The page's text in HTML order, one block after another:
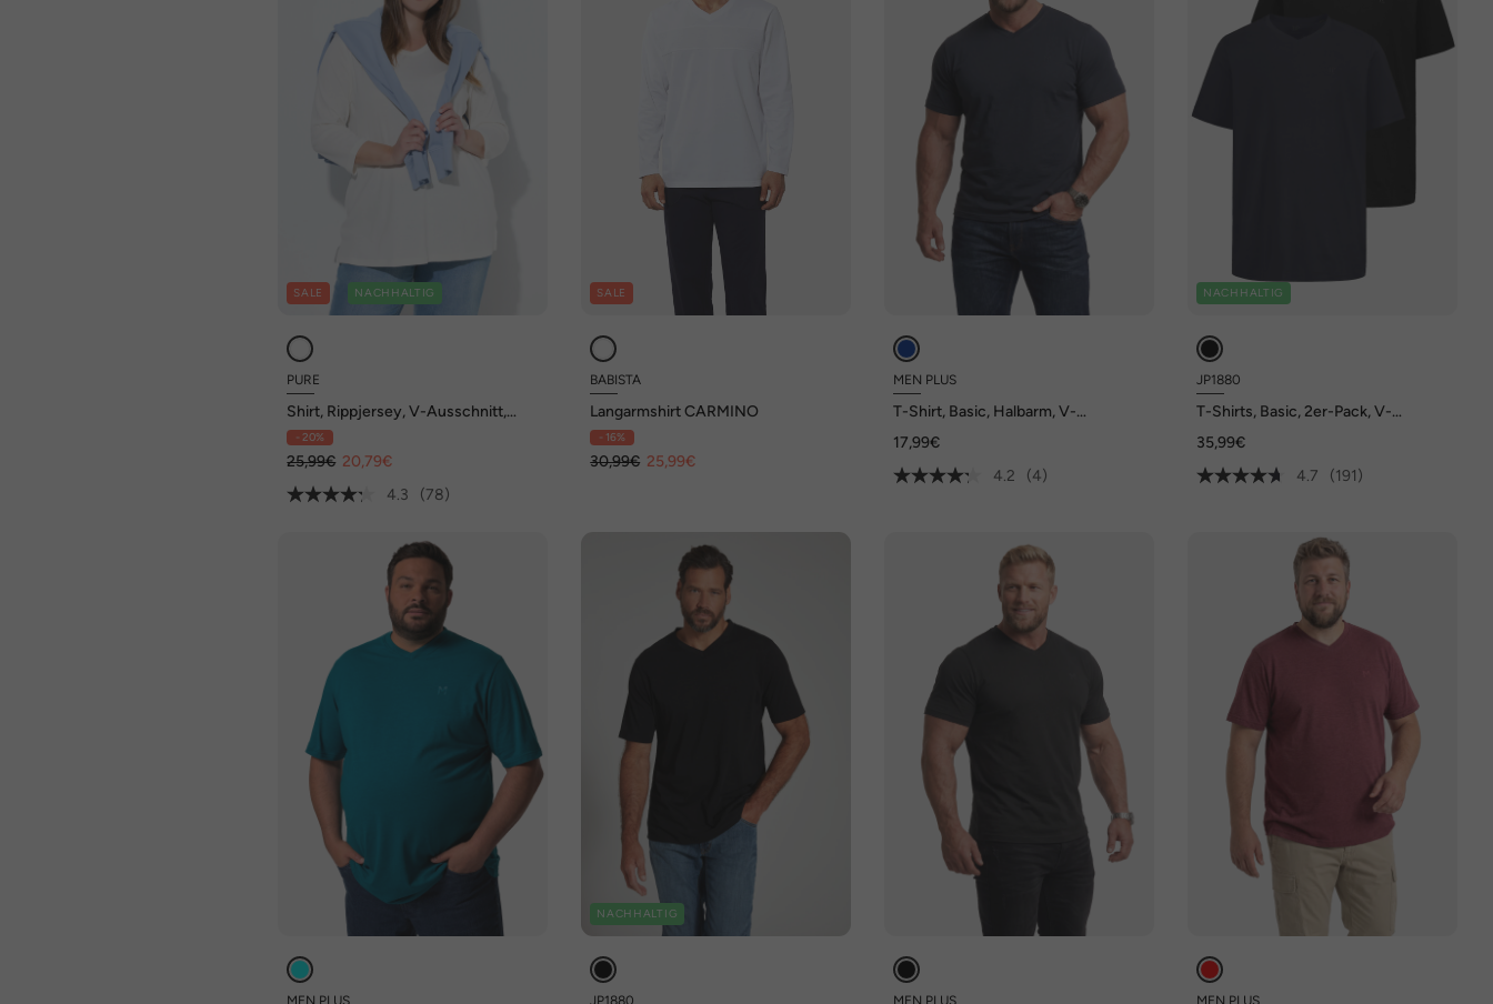
SALE NACHHALTIG
PURE
Shirt, Rippjersey, V-Ausschnitt,
3/4-Arm, Biobaumwolle
- 20%
25,99€ 20,79€
4.3
(78)
SALE
BABISTA
Langarmshirt CARMINO
- 16%
30,99€ 25,99€
MEN PLUS
T-Shirt, Basic, Halbarm, V-
17,99€
4.2
(4)
NACHHALTIG
JP1880
T-Shirts, Basic, 2er-Pack, V-
35,99€
4.7
(191)
MEN PLUS
NACHHALTIG
JP1880 MEN PLUS MEN PLUS